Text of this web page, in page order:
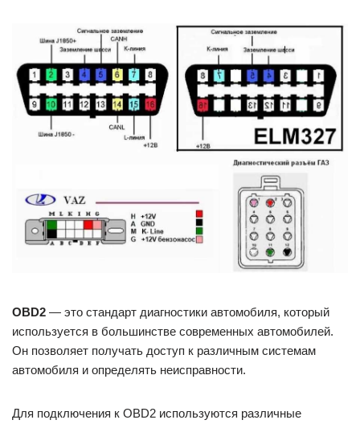
OBD2 — это стандарт диагностики автомобиля, который
используется в большинстве современных автомобилей.
Он позволяет получать доступ к различным системам
автомобиля и определять неисправности.
Для подключения к OBD2 используются различные